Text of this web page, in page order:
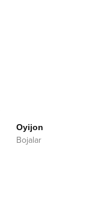
Oyijon
Bojalar